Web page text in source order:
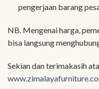
pengerjaan barang
NB. Mengenai harga,
bisa langsung
Sekian dan terimakasih